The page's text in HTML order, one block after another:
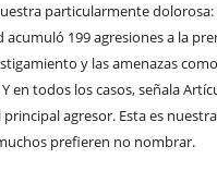
particularmente dolorosa:
199 agresiones a la
y las amenazas
en todos los casos, señala
agresor. Esta es
prefieren no nombrar.